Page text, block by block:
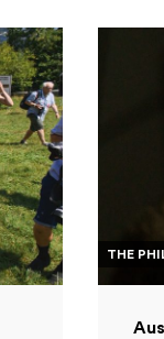
THE